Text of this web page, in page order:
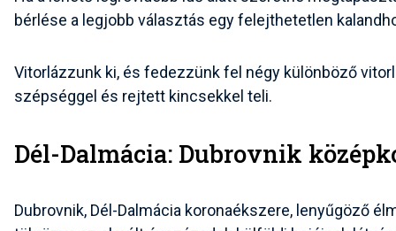
bérlése a legjobb választás egy felejthetetlen
Vitorlázzunk ki, és fedezzünk fel négy különböző
szépséggel és rejtett kincsekkel teli.
Dél-Dalmácia: Dubrovnik
Dubrovnik, Dél-Dalmácia koronaékszere, lenyűgöző